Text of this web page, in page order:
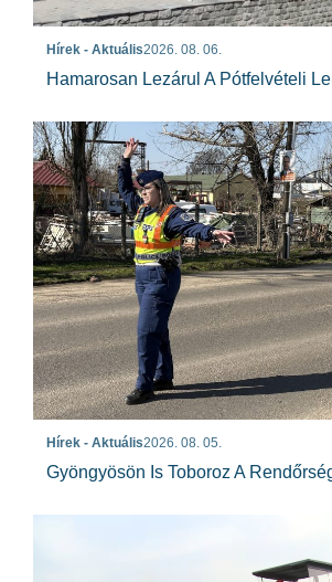
Hírek - Aktuális2026. 08. 06.
Hamarosan Lezárul A Pótfelvételi
Hírek - Aktuális2026. 08. 05.
Gyöngyösön Is Toboroz A